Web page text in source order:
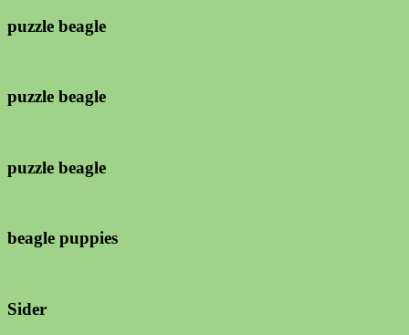
puzzle beagle
puzzle beagle
puzzle beagle
beagle puppies
Sider